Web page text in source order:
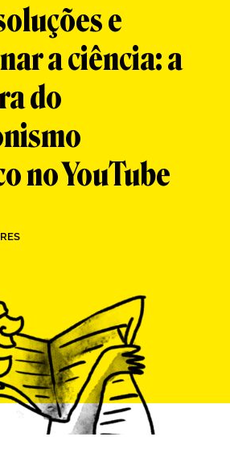
e
a ciência: a
do
no YouTube